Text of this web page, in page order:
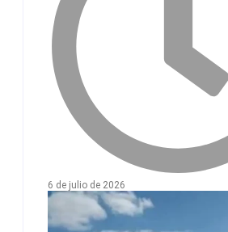
6 de julio de 2026